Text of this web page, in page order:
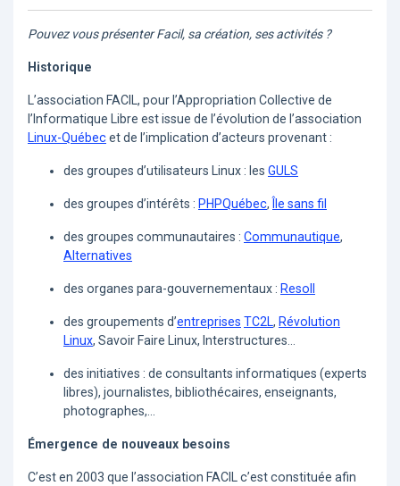
Pouvez vous présenter Facil, sa création, ses activités ?
Historique
L’association FACIL, pour l’Appropriation Collective de
l’Informatique Libre est issue de l’évolution de l’association
Linux-Québecet de l’implication d’acteurs provenant :
des groupes d’utilisateurs Linux : les GULS
des groupes d’intérêts : PHPQuébec, Île sans fil
des groupes communautaires : Communautique,
Alternatives
des organes para-gouvernementaux : Resoll
des groupements d’entreprises TC2L, Révolution
Linux, Savoir Faire Linux, Interstructures...
des initiatives : de consultants informatiques (experts
libres), journalistes, bibliothécaires, enseignants,
photographes,...
Émergence de nouveaux besoins
C’est en 2003 que l’association FACIL c’est constituée afin